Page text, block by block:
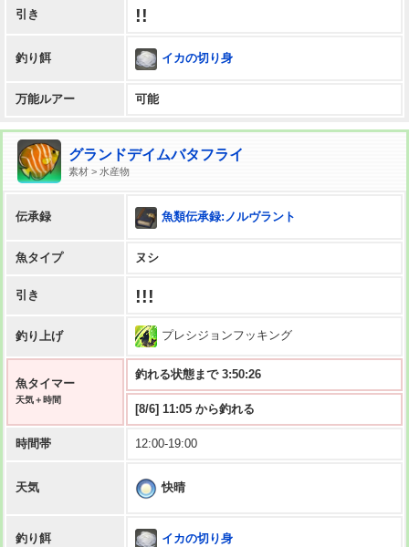
引き !!
釣り餌 イカの切り身
万能ルアー 可能
グランドデイムバタフライ
素材 > 水産物
伝承録 魚類伝承録:ノルヴラント
魚タイプ ヌシ
引き !!!
釣り上げ プレシジョンフッキング
魚タイマー
天気＋時間
釣れる状態まで 3:50:25
[8/6] 11:05 から釣れる
時間帯 12:00-19:00
天気 快晴
釣り餌 イカの切り身